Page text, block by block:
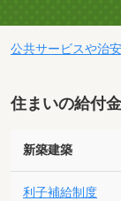
公共サービスや治安
住まいの給付
新築建築
利子補給制度